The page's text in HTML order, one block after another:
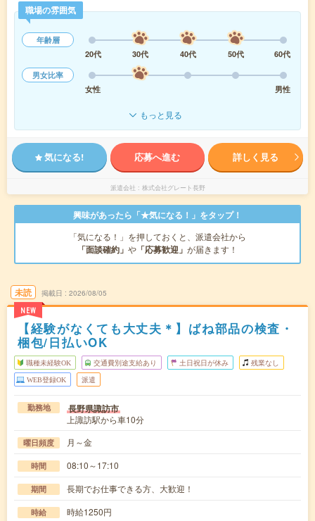
職場の雰囲気
年齢層
20代
30代 40代 50代
60代
男女比率
女性
男性
もっと見る
気になる! 応募へ進む 詳しく見る
派遣会社 株式会社グレート長野
興味があったら「★気になる！」をタップ！
「気になる！」を押しておくと、派遣会社から
「面談確約」 や 「応募歓迎」 が届きます！
未読
NEW
掲載日 2026/08/05
【経験がなくても大丈夫＊】ばね部品の検査・
梱包/日払いOK
職種未経験OK 交通費別途支給あり 土日祝日が休み 残業なし
WEB登録OK 派遣
勤務地 長野県諏訪市
上諏訪駅から車10分
曜日頻度 月～金
時間 08:10～17:10
期間 長期でお仕事できる方、大歓迎！
時給 時給1250円